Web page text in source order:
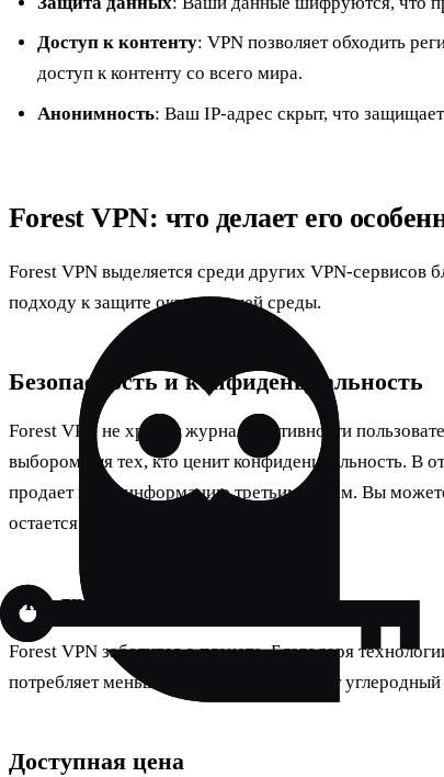
Доступ к контенту: VPN позволяет обходить
доступ к контенту со всего мира.
Анонимность: Ваш IP-адрес скрыт, что
Forest VPN: что делает его
Forest VPN выделяется среди других VPN-сервисов
подходу к защите окружающей среды.
Безопасность и конфиденциальность
Forest VPN не хранит журналы активности
выбором для тех, кто ценит конфиденциальность. В
продает вашу информацию третьим лицам. Вы
остается тайной.
Эко-дружественность
Forest VPN заботится о планете. Благодаря
потребляет меньше энергии, что снижает углеродный
Доступная цена